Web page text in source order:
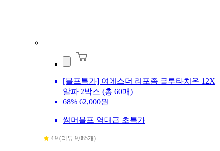
[블프특가] 여에스더 리포좀 글루타치온 12X
알파 2박스 (총 60매)
68% 62,000원
썸머블프 역대급 초특가
4.9 (리뷰 9,085개)